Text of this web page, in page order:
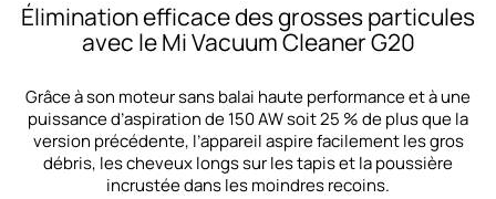
Élimination efficace des grosses particules
avec le Mi Vacuum Cleaner G20
Grâce à son moteur sans balai haute performance et à une
puissance d’aspiration de 150 AW soit 25 % de plus que la
version précédente, l’appareil aspire facilement les gros
débris, les cheveux longs sur les tapis et la poussière
incrustée dans les moindres recoins.